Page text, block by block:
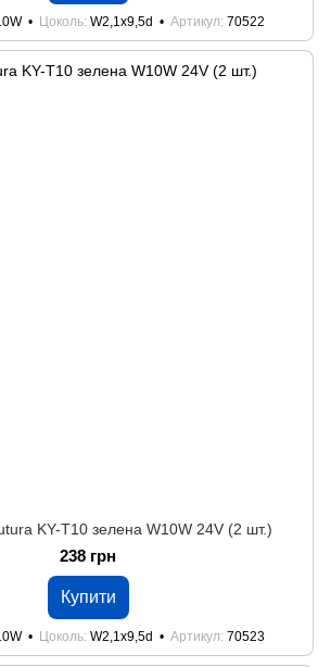
Цоколь W2,1x9,5d Артикул 70522
KY-Т10 зелена W10W 24V (2 шт.)
238 грн
Купити
Цоколь W2,1x9,5d Артикул 70523